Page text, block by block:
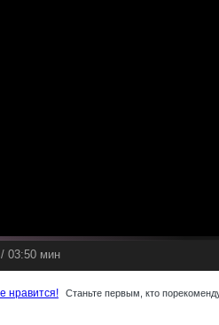
/ 03:50 мин
Станьте первым, кто